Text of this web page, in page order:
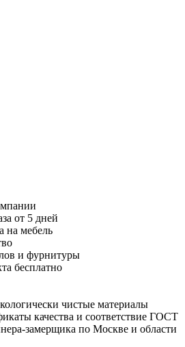
от 5 дней
на мебель
и фурнитуры
бесплатно
чистые материалы
качества и соответствие ГОСТ
замерщика по Москве и области